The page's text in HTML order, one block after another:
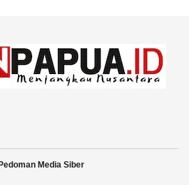
Pedoman Media Siber